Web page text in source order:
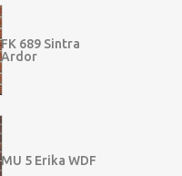
FK 689 Sintra
Ardor
MU 5 Erika WDF